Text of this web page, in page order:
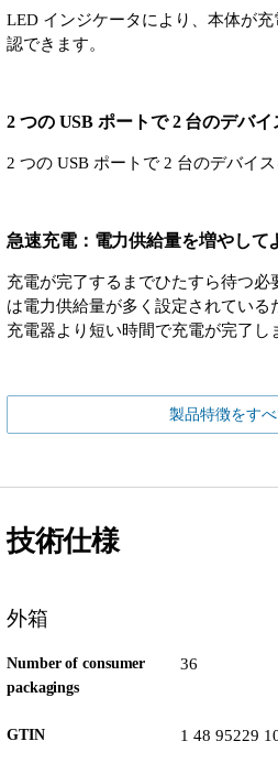
LED インジケータにより、本体が
認できます。
2 つの USB ポートで 2 台のデバ
2 つの USB ポートで 2 台のデバイ
急速充電：電力供給量を増やして
充電が完了するまでひたすら待つ必
は電力供給量が多く設定されてい
充電器より短い時間で充電が完了し
製品特徴をす
技術仕様
外箱
Number of consumer
packagings
36
GTIN 1 48 95229